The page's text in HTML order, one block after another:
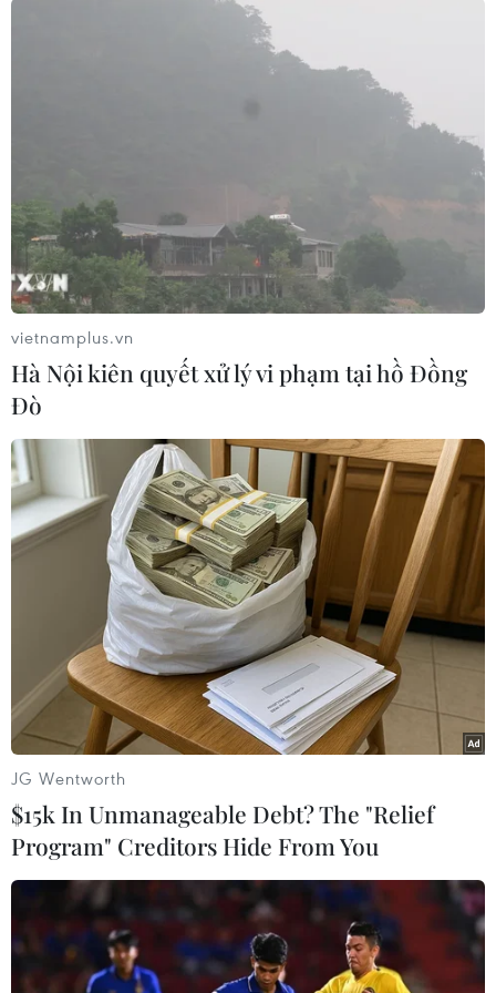
#Giải thưởng Trần Đại Nghĩa 2019
#Nhà khoa học
#Viện Hàn lâm Khoa học và Công nghệ
Theo dõi VietnamPlus
TIN LIÊN QUAN
vietnamplus.vn
Hà Nội kiên quyết xử lý vi phạm tại hồ Đồng
Đò
JG Wentworth
$15k In Unmanageable Debt? The "Relief
Program" Creditors Hide From You